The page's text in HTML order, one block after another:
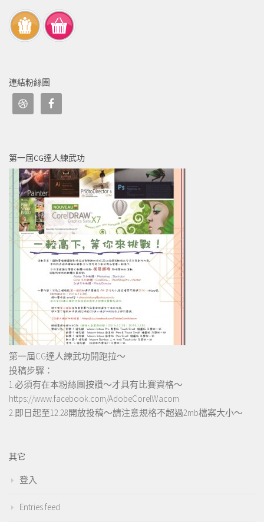
連結粉絲團
第一屆CG達人練武功
第一屆CG達人練武功開跑拉～
投稿步驟：
1.必須有在本粉絲團按讚～才具有比賽資格～
https://www.facebook.com/AdobeCorelWacom
2.即日起至12.28開放投稿～請注意規格不超過2mb檔案大小～
其它
登入
Entries feed